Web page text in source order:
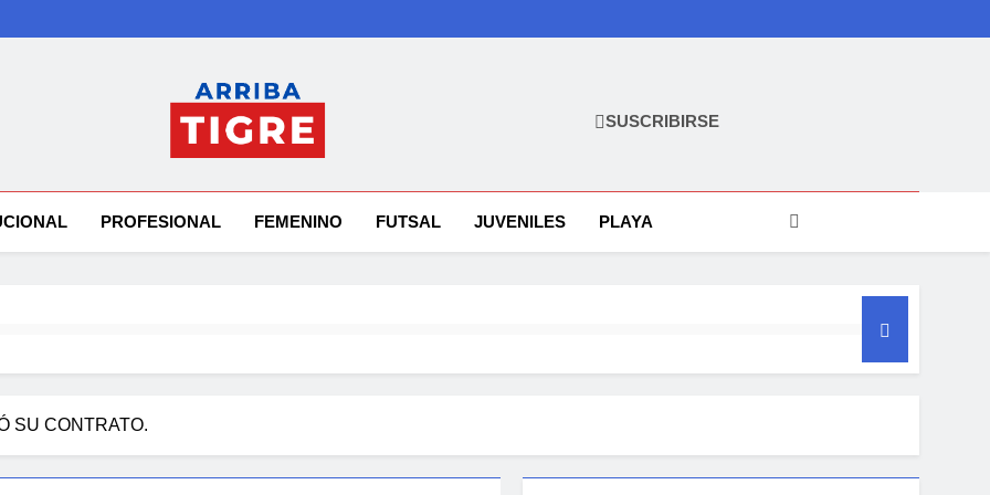
Arriba Tigre
SUSCRIBIRSE
PROFESIONAL FEMENINO FUTSAL JUVENILES PLAYA
SU CONTRATO.